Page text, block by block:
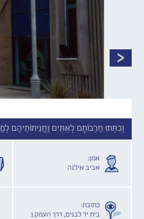
וְכִתְּתוּ חַרְבוֹתָם לְאִתִּים וַחֲנִיתוֹתֵיהֶם
אמן:
אביב אילנה
כתובת:
בית יד לבנים, דרך העמק 1